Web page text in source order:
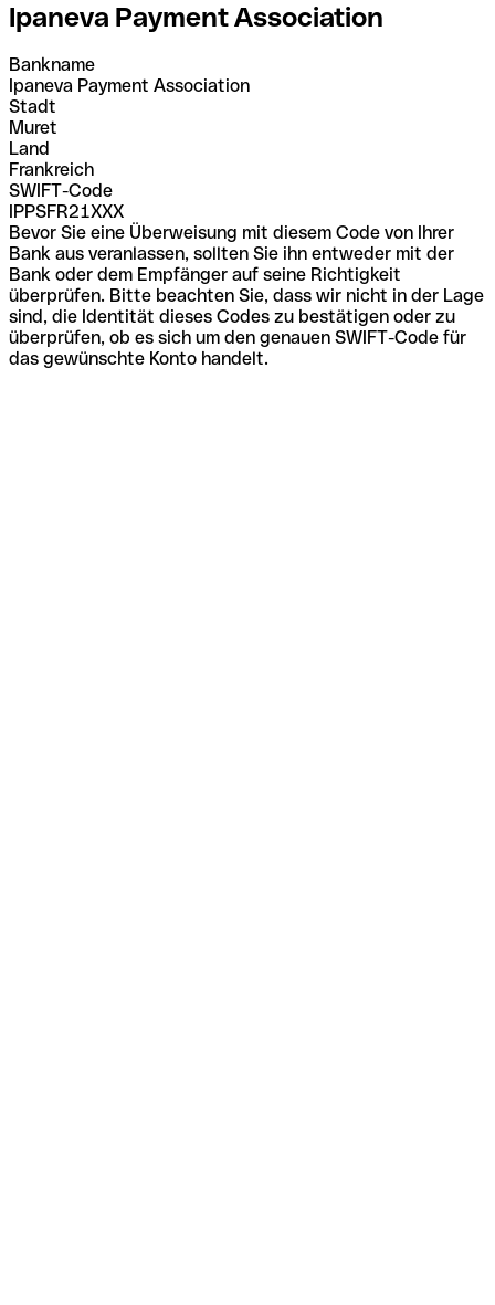
Ipaneva Payment Association
Bankname
Ipaneva Payment Association
Stadt
Muret
Land
Frankreich
SWIFT-Code
IPPSFR21XXX
Bevor Sie eine Überweisung mit diesem Code von Ihrer
Bank aus veranlassen, sollten Sie ihn entweder mit der
Bank oder dem Empfänger auf seine Richtigkeit
überprüfen. Bitte beachten Sie, dass wir nicht in der Lage
sind, die Identität dieses Codes zu bestätigen oder zu
überprüfen, ob es sich um den genauen SWIFT-Code für
das gewünschte Konto handelt.